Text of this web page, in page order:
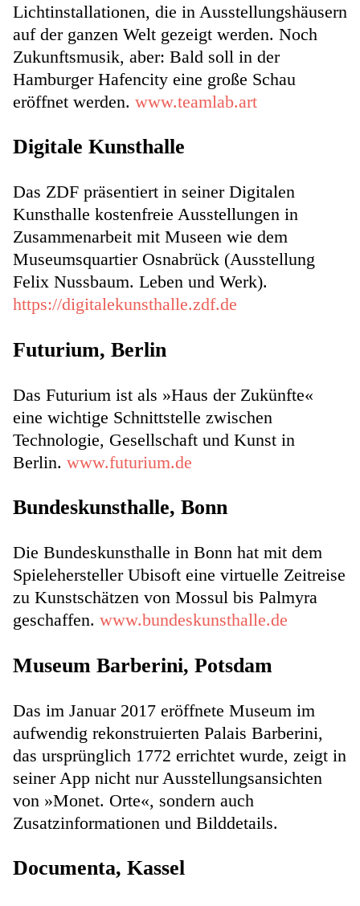
Lichtinstallationen, die in Ausstellungshäusern
auf der ganzen Welt gezeigt werden. Noch
Zukunftsmusik, aber: Bald soll in der
Hamburger Hafencity eine große Schau
eröffnet werden. www.teamlab.art
Digitale Kunsthalle
Das ZDF präsentiert in seiner Digitalen
Kunsthalle kostenfreie Ausstellungen in
Zusammenarbeit mit Museen wie dem
Museumsquartier Osnabrück (Ausstellung
Felix Nussbaum. Leben und Werk).
https://digitalekunsthalle.zdf.de
Futurium, Berlin
Das Futurium ist als »Haus der Zukünfte«
eine wichtige Schnittstelle zwischen
Technologie, Gesellschaft und Kunst in
Berlin. www.futurium.de
Bundeskunsthalle, Bonn
Die Bundeskunsthalle in Bonn hat mit dem
Spielehersteller Ubisoft eine virtuelle Zeitreise
zu Kunstschätzen von Mossul bis Palmyra
geschaffen. www.bundeskunsthalle.de
Museum Barberini, Potsdam
Das im Januar 2017 eröffnete Museum im
aufwendig rekonstruierten Palais Barberini,
das ursprünglich 1772 errichtet wurde, zeigt in
seiner App nicht nur Ausstellungsansichten
von »Monet. Orte«, sondern auch
Zusatzinformationen und Bilddetails.
Documenta, Kassel